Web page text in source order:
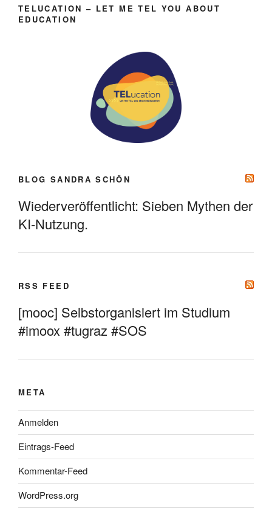
TELUCATION – LET ME TEL YOU ABOUT
EDUCATION
BLOG SANDRA SCHÖN
Wiederveröffentlicht: Sieben Mythen der
KI-Nutzung.
RSS FEED
[mooc] Selbstorganisiert im Studium
#imoox #tugraz #SOS
META
Anmelden
Eintrags-Feed
Kommentar-Feed
WordPress.org